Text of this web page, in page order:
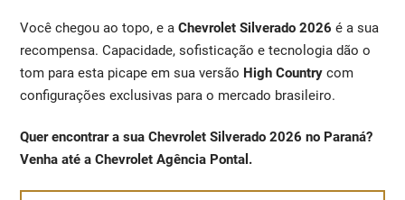
Você chegou ao topo, e aChevrolet Silverado 2026 é a sua
recompensa. Capacidade, sofisticação e tecnologia dão o
tom para esta picape em sua versão High Countrycom
configurações exclusivas para o mercado brasileiro.
Quer encontrar a sua Chevrolet Silverado 2026 no Paraná?
Venha até a Chevrolet Agência Pontal.